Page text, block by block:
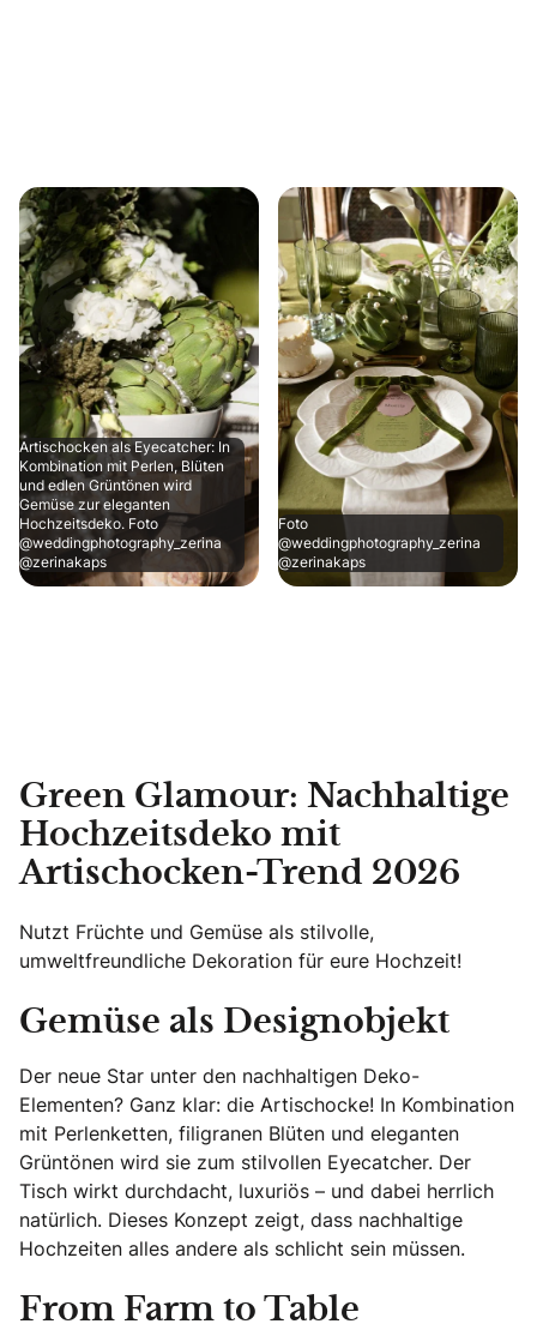
Artischocken als Eyecatcher: In
Kombination mit Perlen, Blüten
und edlen Grüntönen wird
Gemüse zur eleganten
Hochzeitsdeko. Foto
@weddingphotography_zerina
@zerinakaps
Foto
@weddingphotography_zerina
@zerinakaps
Green Glamour: Nachhaltige
Hochzeitsdeko mit
Artischocken-Trend 2026
Nutzt Früchte und Gemüse als stilvolle,
umweltfreundliche Dekoration für eure Hochzeit!
Gemüse als Designobjekt
Der neue Star unter den nachhaltigen Deko-
Elementen? Ganz klar: die Artischocke! In Kombination
mit Perlenketten, filigranen Blüten und eleganten
Grüntönen wird sie zum stilvollen Eyecatcher. Der
Tisch wirkt durchdacht, luxuriös – und dabei herrlich
natürlich. Dieses Konzept zeigt, dass nachhaltige
Hochzeiten alles andere als schlicht sein müssen.
From Farm to Table